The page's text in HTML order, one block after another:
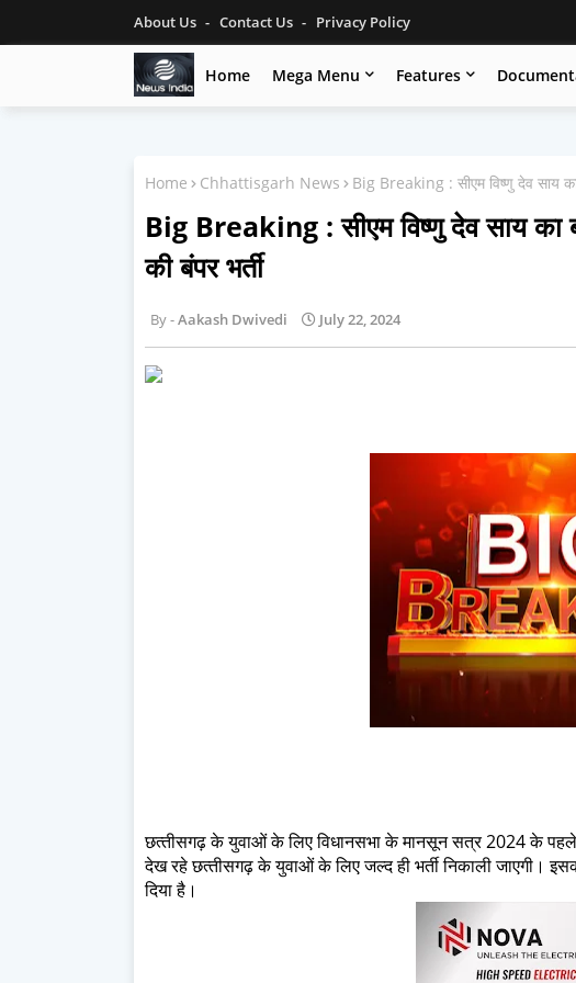
About Us Contact Us Privacy Policy
Home Mega Menu Features
Home Chhattisgarh News Big Breaking : सीएम विष्णु देव साय का
Big Breaking : सीएम विष्णु देव साय का
की बंपर भर्ती
Aakash Dwivedi July 22, 2024
छत्‍तीसगढ़ के युवाओं के लिए विधानसभा के मानसून सत्र 2024 के
देख रहे छत्‍तीसगढ़ के युवाओं के लिए जल्‍द ही भर्ती निकाली जाएगी।
दिया है।